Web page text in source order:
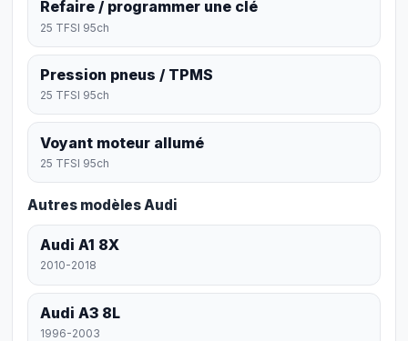
Refaire / programmer une clé
25 TFSI 95ch
Pression pneus / TPMS
25 TFSI 95ch
Voyant moteur allumé
25 TFSI 95ch
Autres modèles Audi
Audi A1 8X
2010-2018
Audi A3 8L
1996-2003